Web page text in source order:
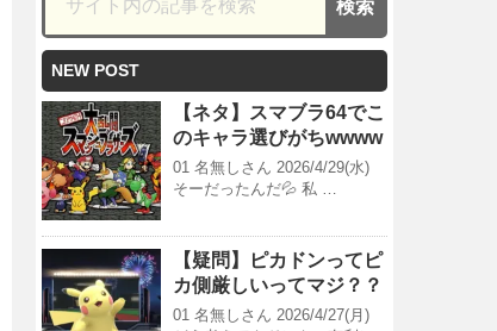
NEW POST
【ネタ】スマブラ64でこ
のキャラ選びがちwwww
01 名無しさん 2026/4/29(水)
そーだったんだ💦 私 …
【疑問】ピカドンってピ
カ側厳しいってマジ？？
01 名無しさん 2026/4/27(月)